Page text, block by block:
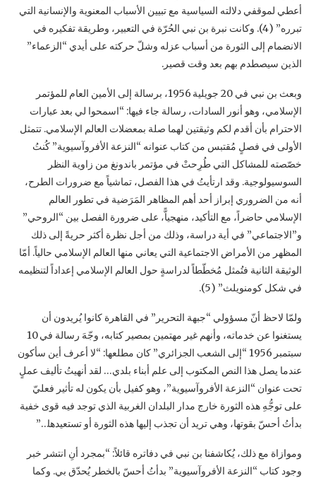
أعطي لموقفي دلالته السياسية مع تبيين الأسباب المعنوية والإنسانية ‏التي
تبرره” (4). وكانت نبرة بن نبي الحُرّة في التعبير، وطريقة تفكيره في
الانضمام إلى الثورة من ‏أسباب عزله وشلّ حركته على أيدي “الزعماء”
الذين سيصطدم بهم بعد وقت قصير.‏
وبعث بن نبي في 20 جويلية 1956، برسالة إلى الأمين العام للمؤتمر
الإسلامي، وهو أنور السادات، ‏رسالة جاء فيها: “اسمحوا لي بعد عبارات
الاحترام بأن أقدم لكم وثيقتين لهما صلة بمعضلات العالم ‏الإسلامي. تتمثل
الأولى في فصلٍ مُقتبس من كتاب عنوانه “النزعة الأفروآسيوية” كُنتُ
خصّصته ‏للمشاكل التي طُرِحتْ في مؤتمر باندونغ من زاوية النظر
السوسيولوجية. وقد ارتأيتُ في هذا الفصل، ‏تماشياً مع ضرورات الطرح،
أنه من الضروري إبراز أحد أهم المظاهر المَرَضية في تطور العالم
‏الإسلامي حاضراً، مع التأكيد، منهجياًّ، على ضرورة الفصل بين “الروحي”
و”الاجتماعي” في أية ‏دراسة، وذلك من أجل نظرة أكثر حريةً إلى ذلك
المظهر من الأمراض الاجتماعية التي يعاني منها العالم ‏الإسلامي حالياً. أمّا
الوثيقة الثانية فتُمثل مُخطّطاً لدراسةٍ حول العالم الإسلامي إعداداً لتنظيمه
في شكل ‏كومنويلث” (5). ‏
ولمّا لاحظ أنّ مسؤولي “جبهة التحرير” في القاهرة كانوا يُريدون أن
يستغنوا عن خدماته، وأنهم غير ‏مهتمين بمصير كتابه، وجّهَ رسالة في 10
سبتمبر 1956 “إلى الشعب الجزائري” كان مطلعها: “لا ‏أعرف أين سأكون
عندما يصل هذا النص المكتوب إلى علم أبناء بلدي… لقد أنهيتُ تأليف عملٍ
تحت ‏عنوان “النزعة الأفروآسيوية”، وهو كفيل بأن يكون له تأثير فعليّ
على توجُّهِ هذه الثورة خارج مدار ‏البلدان الغربية الذي توجد فيه قوى خفية
بدأتُ أحسّ بقوتها، وهي تريد أن تجذب إليها هذه الثورة أو ‏تستعيدها…”‏
وموازاة مع ذلك، يُكاشفنا بن نبي في دفاتره قائلاً: “بمجرد أنِ انتشر خبر
وجود كتاب “النزعة ‏الأفروآسيوية” بدأتُ أحسّ بالخطر يُحدّق بي. وكما